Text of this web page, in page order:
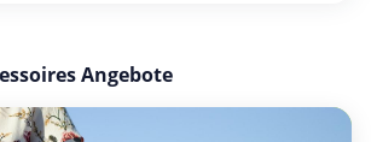
Angebote